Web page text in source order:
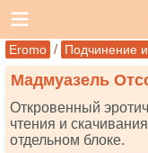
Eromo / Подчинение
Мадмуазель
Откровенный
чтения и
отдельном блоке.